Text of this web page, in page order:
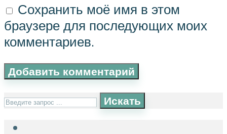
Сохранить моё имя в этом
браузере для последующих моих
комментариев.
Искать